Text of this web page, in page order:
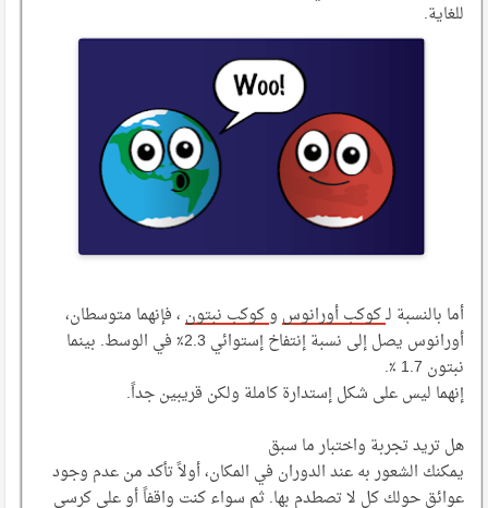
للغاية.
أما بالنسبة لـكوكب أورانوس و كوكب نبتون ، فإنهما متوسطان،
أورانوس يصل إلى نسبة إنتفاخ إستوائي 2.3٪ في الوسط. بينما
نبتون 1.7 ٪.
إنهما ليس على شكل إستدارة كاملة ولكن قريبين جداً.
هل تريد تجربة واختبار ما سبق
يمكنك الشعور به عند الدوران في المكان، أولاً تأكد من عدم وجود
عوائق حولك كل لا تصطدم بها. ثم سواء كنت واقفاً أو على كرسي